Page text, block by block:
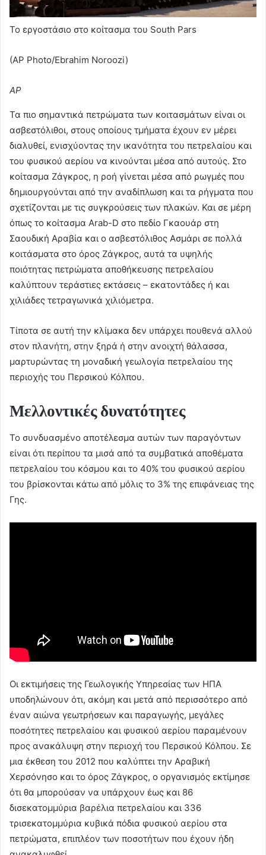
To εργοστάσιο στο κοίτασμα του South Pars
(AP Photo/Ebrahim Noroozi)
AP
Τα πιο σημαντικά πετρώματα των κοιτασμάτων είναι οι
ασβεστόλιθοι, στους οποίους τμήματα έχουν εν μέρει
διαλυθεί, ενισχύοντας την ικανότητα του πετρελαίου και
του φυσικού αερίου να κινούνται μέσα από αυτούς. Στο
κοίτασμα Ζάγκρος, η ροή γίνεται μέσα από ρωγμές που
δημιουργούνται από την αναδίπλωση και τα ρήγματα που
σχετίζονται με τις συγκρούσεις των πλακών. Και σε μέρη
όπως το κοίτασμα Arab-D στο πεδίο Γκαουάρ στη
Σαουδική Αραβία και ο ασβεστόλιθος Ασμάρι σε πολλά
κοιτάσματα στο όρος Ζάγκρος, αυτά τα υψηλής
ποιότητας πετρώματα αποθήκευσης πετρελαίου
καλύπτουν τεράστιες εκτάσεις – εκατοντάδες ή και
χιλιάδες τετραγωνικά χιλιόμετρα.
Τίποτα σε αυτή την κλίμακα δεν υπάρχει πουθενά αλλού
στον πλανήτη, στην ξηρά ή στην ανοιχτή θάλασσα,
μαρτυρώντας τη μοναδική γεωλογία πετρελαίου της
περιοχής του Περσικού Κόλπου.
Μελλοντικές δυνατότητες
Το συνδυασμένο αποτέλεσμα αυτών των παραγόντων
είναι ότι περίπου τα μισά από τα συμβατικά αποθέματα
πετρελαίου του κόσμου και το 40% του φυσικού αερίου
του βρίσκονται κάτω από μόλις το 3% της επιφάνειας της
Γης.
Οι εκτιμήσεις της Γεωλογικής Υπηρεσίας των ΗΠΑ
υποδηλώνουν ότι, ακόμη και μετά από περισσότερο από
έναν αιώνα γεωτρήσεων και παραγωγής, μεγάλες
ποσότητες πετρελαίου και φυσικού αερίου παραμένουν
προς ανακάλυψη στην περιοχή του Περσικού Κόλπου. Σε
μια έκθεση του 2012 που καλύπτει την Αραβική
Χερσόνησο και το όρος Ζάγκρος, ο οργανισμός εκτίμησε
ότι θα μπορούσαν να υπάρχουν έως και 86
δισεκατομμύρια βαρέλια πετρελαίου και 336
τρισεκατομμύρια κυβικά πόδια φυσικού αερίου στα
πετρώματα, επιπλέον των ποσοτήτων που έχουν ήδη